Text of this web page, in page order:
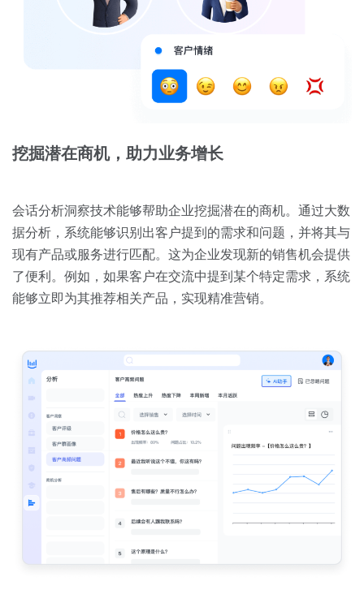
挖掘潜在商机，助力业务增长
会话分析洞察技术能够帮助企业挖掘潜在的商机。通过大数
据分析，系统能够识别出客户提到的需求和问题，并将其与
现有产品或服务进行匹配。这为企业发现新的销售机会提供
了便利。例如，如果客户在交流中提到某个特定需求，系统
能够立即为其推荐相关产品，实现精准营销。